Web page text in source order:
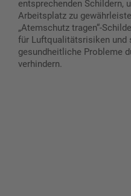
entsprechenden Schildern,
Arbeitsplatz zu
„Atemschutz tragen“-
für Luftqualitätsrisiken und
gesundheitliche Probleme
verhindern.